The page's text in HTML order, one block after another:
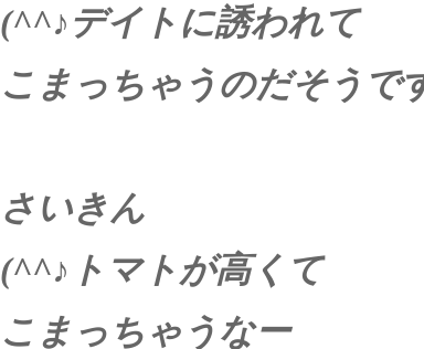
(^^♪デイトに誘われて
こまっちゃうのだそうで
さいきん
(^^♪ トマトが高くて
こまっちゃうなー